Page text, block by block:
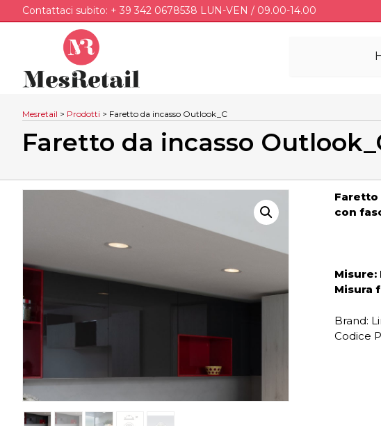
Contattaci subito: + 39 342 0678538 LUN-VEN / 09.00-14.00
Mesretail > Prodotti > Faretto da incasso Outlook_C
Faretto da incasso
Faretto
con
Misure:
Misura
Brand:
Codice